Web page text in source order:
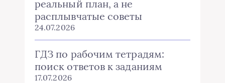
реальный план, а не
расплывчатые советы
24.07.2026
ГДЗ по рабочим тетрадям:
поиск ответов к заданиям
17.07.2026